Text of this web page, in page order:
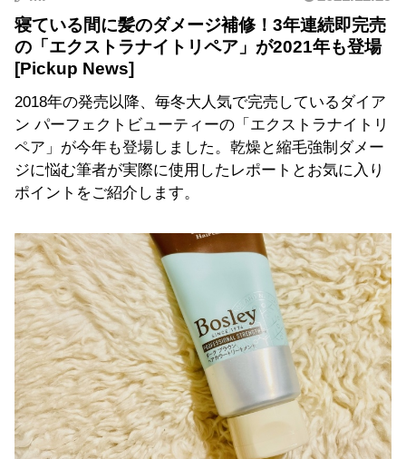
寝ている間に髪のダメージ補修！3年連続即完売
の「エクストラナイトリペア」が2021年も登場
2018年の発売以降、毎冬大人気で完売しているダイア
ン パーフェクトビューティーの「エクストラナイトリ
ペア」が今年も登場しました。乾燥と縮毛強制ダメー
ジに悩む筆者が実際に使用したレポートとお気に入り
ポイントをご紹介します。